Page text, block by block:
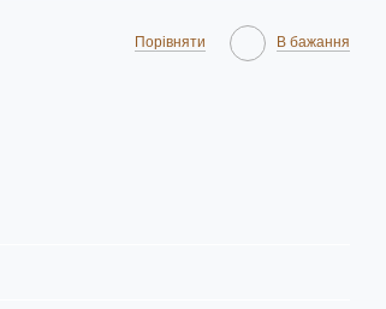
Порівняти В бажання